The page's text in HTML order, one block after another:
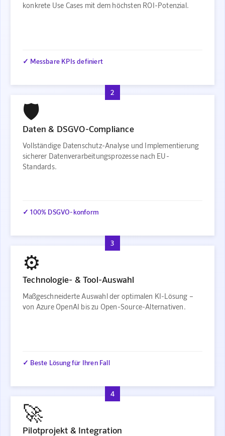
konkrete Use Cases mit dem höchsten ROI-Potenzial.
✓ Messbare KPIs definiert
2
🛡️
Daten & DSGVO-Compliance
Vollständige Datenschutz-Analyse und Implementierung
sicherer Datenverarbeitungsprozesse nach EU-
Standards.
✓ 100% DSGVO-konform
3
⚙️
Technologie- & Tool-Auswahl
Maßgeschneiderte Auswahl der optimalen KI-Lösung –
von Azure OpenAI bis zu Open-Source-Alternativen.
✓ Beste Lösung für Ihren Fall
4
🚀
Pilotprojekt & Integration